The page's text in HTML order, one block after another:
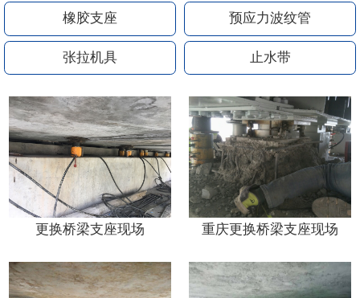
橡胶支座 预应力波纹管
张拉机具 止水带
更换桥梁支座现场 重庆更换桥梁支座现场